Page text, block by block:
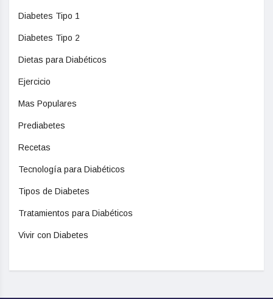
Diabetes Tipo 1
Diabetes Tipo 2
Dietas para Diabéticos
Ejercicio
Mas Populares
Prediabetes
Recetas
Tecnología para Diabéticos
Tipos de Diabetes
Tratamientos para Diabéticos
Vivir con Diabetes